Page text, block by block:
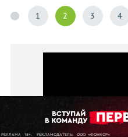
1 2 3 4